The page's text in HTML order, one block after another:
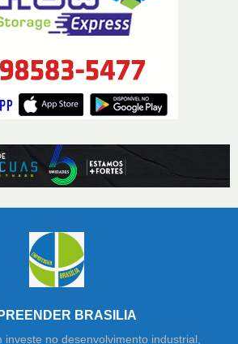
BRASILIA
investe no desenvolvimento industrial,